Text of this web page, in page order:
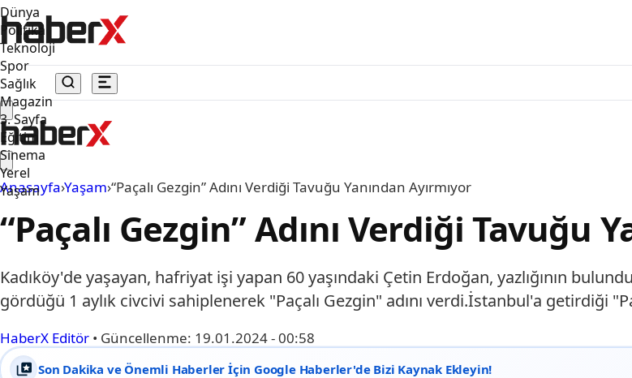
Dünya
Politika
Teknoloji
Spor
Sağlık
Magazin
3. Sayfa
Eğitim
Sinema
Yerel
Yaşam
Anasayfa›Yaşam›“Paçalı Gezgin” Adını Verdiği Tavuğu Yanından Ayırmıyor
“Paçalı Gezgin” Adını Verdiği Tavuğu
Kadıköy'de yaşayan, hafriyat işi yapan 60 yaşındaki Çetin Erdoğan, yazlığının
gördüğü 1 aylık civcivi sahiplenerek "Paçalı Gezgin" adını verdi.İstanbul'a getirdiği
HaberX Editör • Güncellenme: 19.01.2024 - 00:58
Son Dakika ve Önemli Haberler İçin Google Haberler'de Bizi Kaynak Ekleyin!